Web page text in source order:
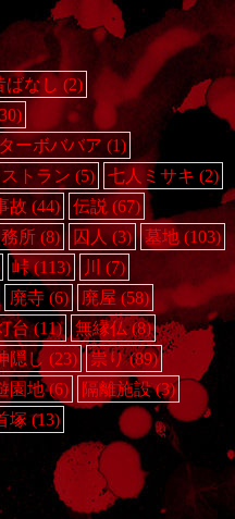
ばなし(2)
ーボババア (1)
トラン (5) 七人ミサキ (2)
故(44) 伝説 (67)
所(8) 囚人(3) 墓地(103)
峠(113) 川
(7)
廃寺(6) 廃屋(58)
台(11) 無縁仏(8)
隠し (23) 祟り(89)
園地(6) 隔離施設(3)
塚(13)